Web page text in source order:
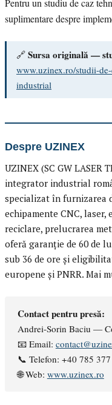
Pentru un studiu de caz
suplimentare despre
🔗 Sursa originală —
www.uzinex.ro/studii-
industrial
Despre UZINEX
UZINEX (SC GW LASER
integrator industrial
specializat în
echipamente CNC, laser,
reciclare, prelucrarea
oferă garanție de 60 de
sub 36 de ore și
europene și PNRR. Mai
Contact pentru presă:
Andrei-Sorin Baciu —
📧 Email:
📞 Telefon: +40 785
🌐 Web: www.uzinex.ro